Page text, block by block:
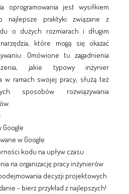
jest wysiłkiem
najlepsze praktyki związane z
o dużych rozmiarach i długim
które mogą się okazać
Omówione tu zagadnienia
jakie typowy inżynier
w ramach swojej pracy, służą też
sposobów rozwiązywania
Google
w Google
kodu na upływ czasu
na organizację pracy inżynierów
decyzji projektowych
- bierz przykład z najlepszych!